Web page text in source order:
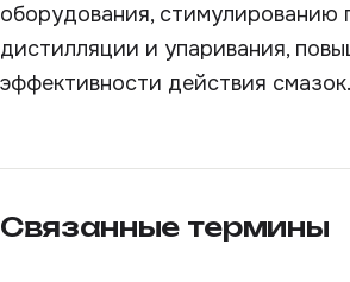
оборудования, стимулированию
дистилляции и упаривания,
эффективности действия смазок.
Связанные термины